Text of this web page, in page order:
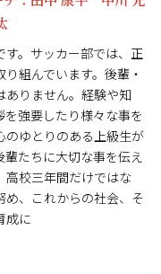
。サッカー部では、正
組んでいます。後輩・
ありません。経験や知
強要したり様々な事を
ゆとりのある上級生が
たちに大切な事を伝え
高校三年間だけではな
め、これからの社会、そ
成に